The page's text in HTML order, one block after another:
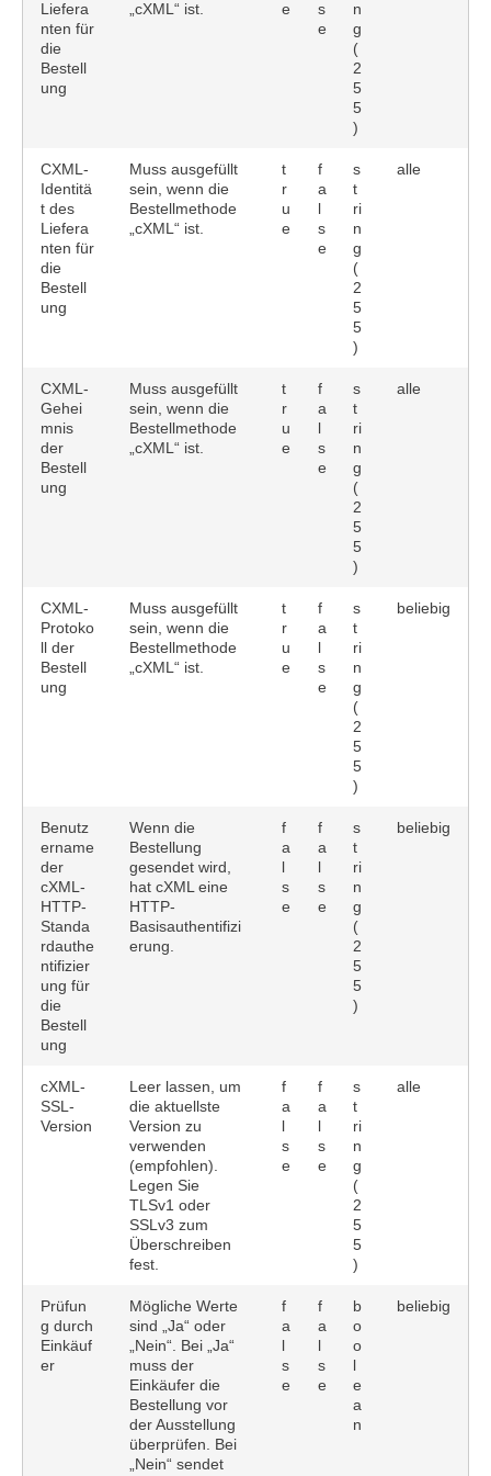
Liefera
nten für
die
Bestell
ung
„cXML“ ist.
e
s
e
n
g
(
2
5
5
)
CXML-
Identitä
t des
Liefera
nten für
die
Bestell
ung
Muss ausgefüllt
sein, wenn die
Bestellmethode
„cXML“ ist.
t
r
u
e
f
a
l
s
e
s
t
ri
n
g
(
2
5
5
)
alle
CXML-
Gehei
mnis
der
Bestell
ung
Muss ausgefüllt
sein, wenn die
Bestellmethode
„cXML“ ist.
t
r
u
e
f
a
l
s
e
s
t
ri
n
g
(
2
5
5
)
alle
CXML-
Protoko
ll der
Bestell
ung
Muss ausgefüllt
sein, wenn die
Bestellmethode
„cXML“ ist.
t
r
u
e
f
a
l
s
e
s
t
ri
n
g
(
2
5
5
)
beliebig
Benutz
ername
der
cXML-
HTTP-
Standa
rdauthe
ntifizier
ung für
die
Bestell
ung
Wenn die
Bestellung
gesendet wird,
hat cXML eine
HTTP-
Basisauthentifizi
erung.
f
a
l
s
e
f
a
l
s
e
s
t
ri
n
g
(
2
5
5
)
beliebig
cXML-
SSL-
Version
Leer lassen, um
die aktuellste
Version zu
verwenden
(empfohlen).
Legen Sie
TLSv1 oder
SSLv3 zum
Überschreiben
fest.
f
a
l
s
e
f
a
l
s
e
s
t
ri
n
g
(
2
5
5
)
alle
Prüfun
g durch
Einkäuf
er
Mögliche Werte
sind „Ja“ oder
„Nein“. Bei „Ja“
muss der
Einkäufer die
Bestellung vor
der Ausstellung
überprüfen. Bei
„Nein“ sendet
f
a
l
s
e
f
a
l
s
e
b
o
o
l
e
a
n
beliebig